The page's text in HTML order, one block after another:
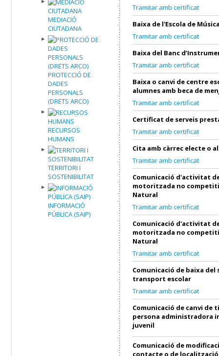
MEDIACIÓ
CIUTADANA
PROTECCIÓ DE
DADES
PERSONALS
(DRETS ARCO)
RECURSOS
HUMANS
TERRITORI I
SOSTENIBILITAT
INFORMACIÓ
PÚBLICA (SAIP)
Tramitar amb certificat
Baixa de l'Escola de
Tramitar amb certificat
Baixa del Banc
Tramitar amb certificat
Baixa o canvi de centre
alumnes amb beca de
Tramitar amb certificat
Certificat de serveis
Tramitar amb certificat
Cita amb càrrec electe o
Tramitar amb certificat
Comunicació d'activitat
motoritzada no
Natural
Tramitar amb certificat
Comunicació d'activitat
motoritzada no
Natural
Tramitar amb certificat
Comunicació de baixa del
transport escolar
Tramitar amb certificat
Comunicació de canvi de
persona administradora
juvenil
Comunicació de
contacte o de